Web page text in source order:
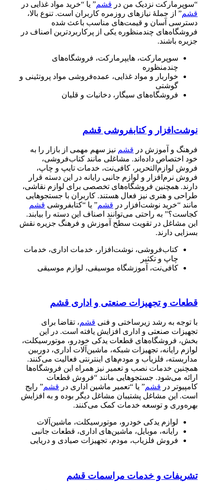
“سوپرمارکت نزدیک من در قشم” یا “خرید مواد غذایی در
قشم” از جملۀ نیازهای روزمره کاربران است. تنوع بالا،
دسترسی آسان و قیمت‌های مناسب باعث شده
فروشگاه‌های چندمنظوره یکی از پرکاربردترین اصناف در
جزیره باشند.
سوپرمارکت، هایپرمارکت، فروشگاه‌های
چندمنظوره
خواربار و مواد غذایی، عمده‌فروشی مواد پروتئینی و
گوشتی
فروشگاه‌های سیگار، دخانیات و قلیان
نوشت‌افزار و کتابفروشی قشم
فرهنگ و آموزش در قشم نیز سهم مهمی از بازار را به
خود اختصاص داده‌اند. مشاغلی مانند کتاب‌فروشی،
فروش لوازم‌التحریر، کافی‌نت، خدمات تایپ و چاپ،
فروش نرم‌افزار و لوازم جانبی رایانه در این دسته قرار
دارند. همچنین فروشگاه‌های تخصصی برای لوازم نقاشی،
طراحی و هنری نیز فعال هستند. کاربران با جستجوهایی
مانند “خرید نوشت‌افزار در قشم” یا “کتابفروشی قشم
کجاست؟” به راحتی می‌توانند اصناف این دسته را بیابند.
این مشاغل در تقویت سطح آموزش و فرهنگ جزیره نقش
بسزایی دارند.
کتاب‌فروشی، نوشت‌افزار، خدمات اداری، خدمات
چاپ و تکثیر
کافی‌نت، آموزشگاه موسیقی، لوازم موسیقی
قطعات و تجهیزات صنعتی و اداری قشم
با توجه به رشد زیرساختی و فنی قشم، تقاضا برای
تجهیزات صنعتی و اداری افزایش یافته است. در این
بخش، فروشگاه‌های قطعات یدکی خودرو، موتورسیکلت،
لوازم رایانه، تجهیزات شبکه، ماشین‌آلات اداری، دوربین
مداربسته، فلزیاب و مودم‌های اینترنتی فعالیت می‌کنند.
همچنین خدمات نصب و تعمیر نیز همراه این فروشگاه‌ها
ارائه می‌شود. جستجوهایی مانند “فروش قطعات
کامپیوتر در قشم” یا “تعمیر ماشین اداری در قشم” رایج
است. این مشاغل پشتیبان مشاغل دیگر بوده و به افزایش
بهره‌وری و توسعه خدمات کمک می‌کنند.
لوازم یدکی خودرو، موتورسیکلت، ماشین‌آلات
رایانه، موبایل، ماشین‌های اداری، قطعات جانبی
فروش فلزیاب، مودم، تجهیزات صیادی و دریایی
تشریفات و خدمات مراسمات قشم